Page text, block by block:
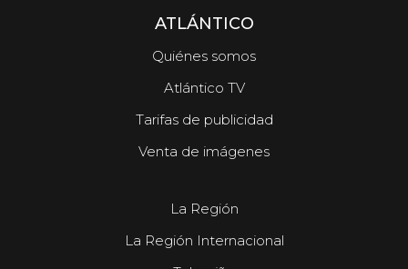
ATLÁNTICO
Quiénes somos
Atlántico TV
Tarifas de publicidad
Venta de imágenes
La Región
La Región Internacional